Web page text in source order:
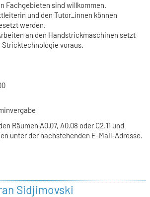
Fachgebieten sind willkommen.
und den Tutor_innen können
werden.
an den Handstrickmaschinen setzt
Stricktechnologie voraus.
Räumen A0.07, A0.08 oder C2.11 und
unter der nachstehenden E-Mail-Adresse.
Sidjimovski